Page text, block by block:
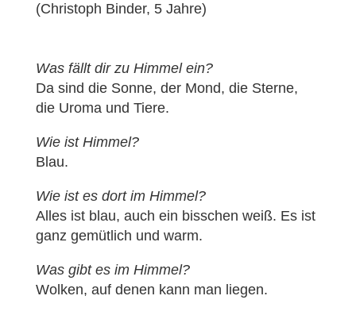
(Christoph Binder, 5 Jahre)
Was fällt dir zu Himmel ein?
Da sind die Sonne, der Mond, die Sterne,
die Uroma und Tiere.
Wie ist Himmel?
Blau.
Wie ist es dort im Himmel?
Alles ist blau, auch ein bisschen weiß. Es ist
ganz gemütlich und warm.
Was gibt es im Himmel?
Wolken, auf denen kann man liegen.